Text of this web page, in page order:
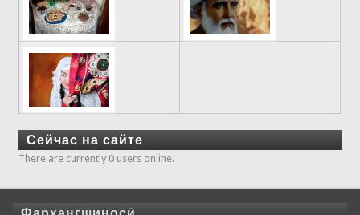
Сейчас на сайте
There are currently 0 users online.